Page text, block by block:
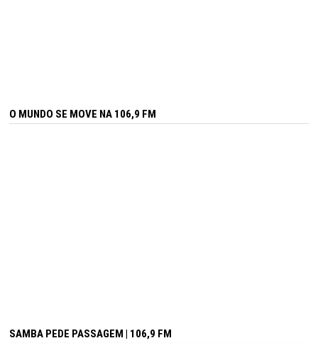
O MUNDO SE MOVE NA 106,9 FM
SAMBA PEDE PASSAGEM | 106,9 FM